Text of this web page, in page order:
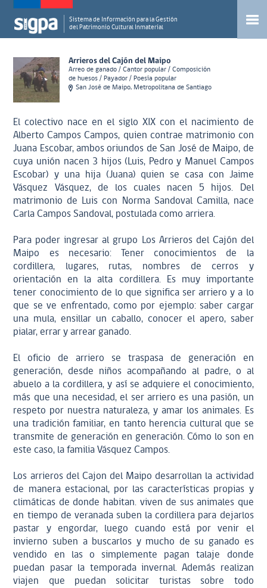
Sistema de Información para la Gestión
del Patrimonio Cultural Inmaterial
Arrieros del Cajón del Maipo
Arreo de ganado / Cantor popular / Composición
de huesos / Payador / Poesía popular
San José de Maipo, Metropolitana de Santiago
El colectivo nace en el siglo XIX con el nacimiento de
Alberto Campos Campos, quien contrae matrimonio con
Juana Escobar, ambos oriundos de San José de Maipo, de
cuya unión nacen 3 hijos (Luis, Pedro y Manuel Campos
Escobar) y una hija (Juana) quien se casa con Jaime
Vásquez Vásquez, de los cuales nacen 5 hijos. Del
matrimonio de Luis con Norma Sandoval Camilla, nace
Carla Campos Sandoval, postulada como arriera.
Para poder ingresar al grupo Los Arrieros del Cajón del
Maipo es necesario: Tener conocimientos de la
cordillera, lugares, rutas, nombres de cerros y
orientación en la alta cordillera. Es muy importante
tener conocimiento de lo que significa ser arriero y a lo
que se ve enfrentado, como por ejemplo: saber cargar
una mula, ensillar un caballo, conocer el apero, saber
pialar, errar y arrear ganado.
El oficio de arriero se traspasa de generación en
generación, desde niños acompañando al padre, o al
abuelo a la cordillera, y así se adquiere el conocimiento,
más que una necesidad, el ser arriero es una pasión, un
respeto por nuestra naturaleza, y amar los animales. Es
una tradición familiar, en tanto herencia cultural que se
transmite de generación en generación. Cómo lo son en
este caso, la familia Vásquez Campos.
Los arrieros del Cajon del Maipo desarrollan la actividad
de manera estacional, por las características propias y
climáticas de donde habitan. viven de sus animales que
en tiempo de veranada suben la cordillera para dejarlos
pastar y engordar, luego cuando está por venir el
invierno suben a buscarlos y mucho de su ganado es
vendido en las o simplemente pagan talaje donde
puedan pasar la temporada invernal. Además realizan
viajen que puedan solicitar turistas sobre todo